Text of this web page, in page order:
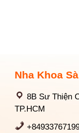
Nha Khoa
8B Sư Thiện
TP.HCM